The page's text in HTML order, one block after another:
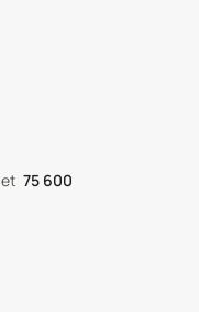
et 75 600